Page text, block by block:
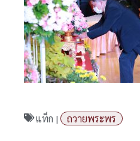
แท็ก | ถวายพระพร